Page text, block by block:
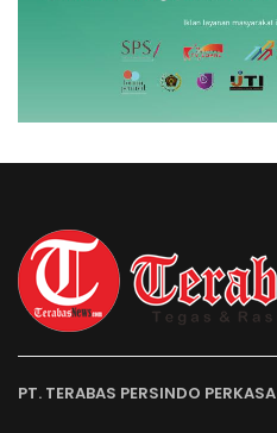
PT. TERABAS PERSINDO PERKASA